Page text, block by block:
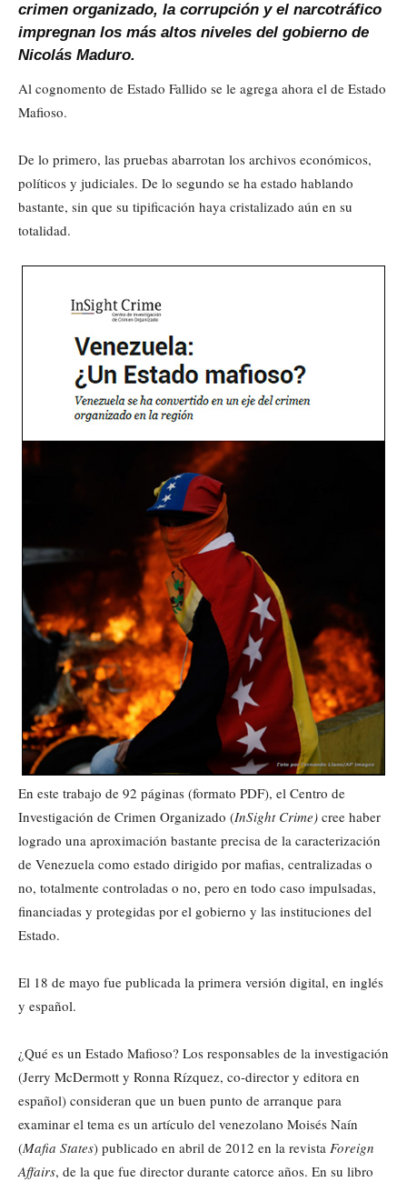
crimen organizado, la corrupción y el narcotráfico
impregnan los más altos niveles del gobierno de
Nicolás Maduro.
Al cognomento de Estado Fallido se le agrega ahora el de Estado
Mafioso.
De lo primero, las pruebas abarrotan los archivos económicos,
políticos y judiciales. De lo segundo se ha estado hablando
bastante, sin que su tipificación haya cristalizado aún en su
totalidad.
En este trabajo de 92 páginas (formato PDF), el Centro de
Investigación de Crimen Organizado (InSight Crime) cree haber
logrado una aproximación bastante precisa de la caracterización
de Venezuela como estado dirigido por mafias, centralizadas o
no, totalmente controladas o no, pero en todo caso impulsadas,
financiadas y protegidas por el gobierno y las instituciones del
Estado.
El 18 de mayo fue publicada la primera versión digital, en inglés
y español.
¿Qué es un Estado Mafioso? Los responsables de la investigación
(Jerry McDermott y Ronna Rízquez, co-director y editora en
español) consideran que un buen punto de arranque para
examinar el tema es un artículo del venezolano Moisés Naín
(Mafia States) publicado en abril de 2012 en la revista Foreign
Affairs, de la que fue director durante catorce años. En su libro